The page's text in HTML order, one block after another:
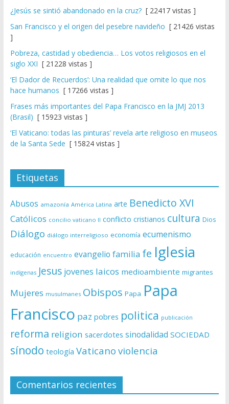
¿Jesús se sintió abandonado en la cruz?[ 22417 vistas ]
San Francisco y el origen del pesebre navideño [ 21426 vistas
]
Pobreza, castidad y obediencia… Los votos religiosos en el
siglo XXI [ 21228 vistas ]
‘El Dador de Recuerdos’: Una realidad que omite lo que nos
hace humanos [ 17266 vistas ]
Frases más importantes del Papa Francisco en la JMJ 2013
(Brasil) [ 15923 vistas ]
‘El Vaticano: todas las pinturas’ revela arte religioso en museos
de la Santa Sede [ 15824 vistas ]
Etiquetas
Abusos amazonía América Latina arte Benedicto XVI
Católicos concilio vaticano II conflicto cristianos cultura Dios
Diálogo diálogo interreligioso economía ecumenismo
educación encuentro evangelio familia fe Iglesia
indígenas Jesus jovenes laicos medioambiente migrantes
Mujeres musulmanes Obispos Papa Papa
Francisco paz pobres politica publicación
reforma religion sacerdotes sinodalidad SOCIEDAD
sínodo teología Vaticano violencia
Comentarios recientes